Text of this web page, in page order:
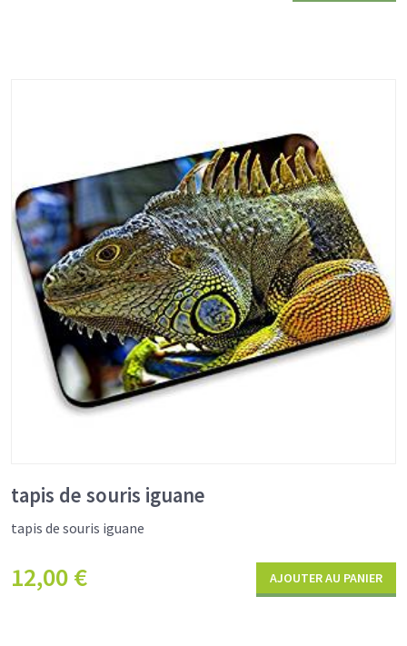
tapis de souris iguane
tapis de souris iguane
12,00€ AJOUTER AU PANIER